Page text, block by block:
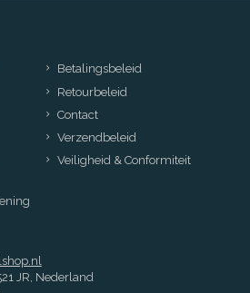
Betalingsbeleid
Retourbeleid
Contact
Verzendbeleid
Veiligheid & Conformiteit
JR, Nederland